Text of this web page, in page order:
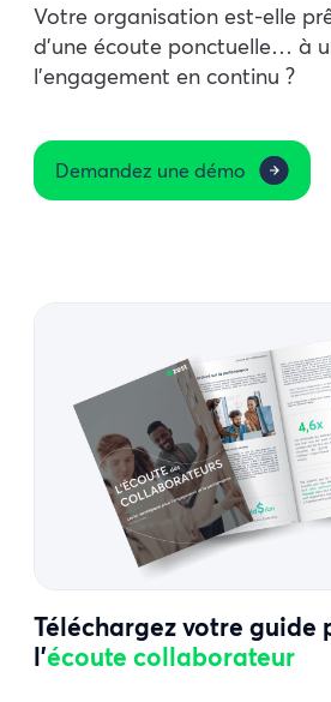
Votre organisation est-elle
d’une écoute ponctuelle… à
l’engagement en continu ?
Demandez une démo
Téléchargez votre guide
l’écoute collaborateur